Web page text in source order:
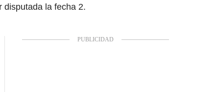
disputada la fecha 2.